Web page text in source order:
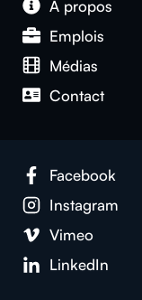
À propos
Emplois
Médias
Contact
Facebook
Instagram
Vimeo
LinkedIn